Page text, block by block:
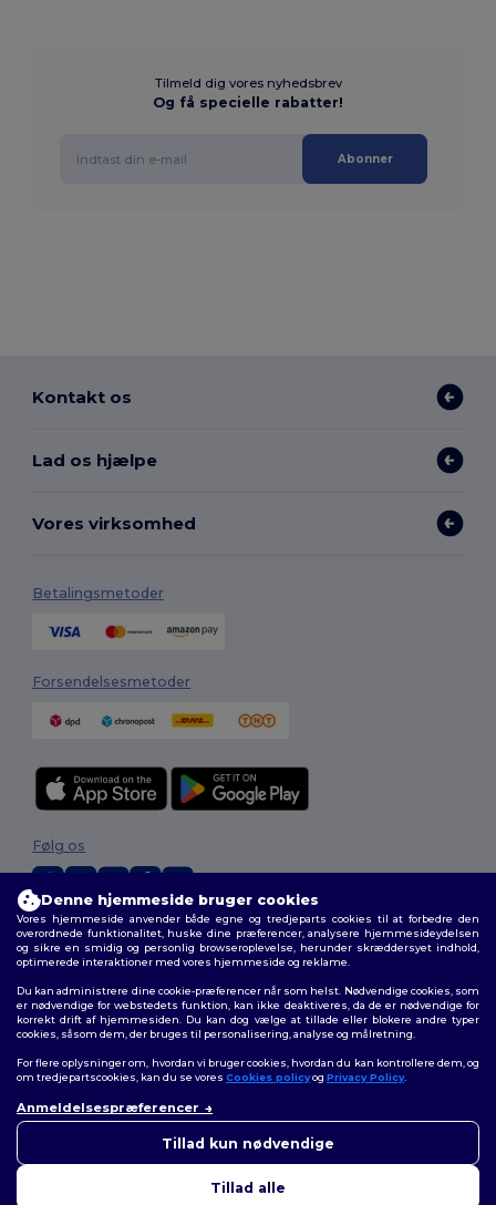
Tilmeld dig vores nyhedsbrev
Og få specielle rabatter!
Abonner
Kontakt os
Lad os hjælpe
Vores virksomhed
Betalingsmetoder
Forsendelsesmetoder
2026. Alle rettigheder forbeholdes
Vilkår og Betingelser|Tilpasset politik|Fortrolighedspolitik|Politik for
cookies|Sitemap
Følg os
Denne hjemmeside bruger cookies
Vores hjemmeside anvender både egne og tredjeparts cookies til at forbedre den
overordnede funktionalitet, huske dine præferencer, analysere hjemmesideydelsen
og sikre en smidig og personlig browseroplevelse, herunder skræddersyet indhold,
optimerede interaktioner med vores hjemmeside og reklame.
Du kan administrere dine cookie-præferencer når som helst. Nødvendige cookies, som
er nødvendige for webstedets funktion, kan ikke deaktiveres, da de er nødvendige for
korrekt drift af hjemmesiden. Du kan dog vælge at tillade eller blokere andre typer
cookies, såsom dem, der bruges til personalisering, analyse og målretning.
For flere oplysninger om, hvordan vi bruger cookies, hvordan du kan kontrollere dem, og
om tredjepartscookies, kan du se vores Cookies policyog Privacy Policy.
Anmeldelsespræferencer
Tillad kun nødvendige
Tillad alle
bekymringer, kan du kontakte
er her for at hjælpe.